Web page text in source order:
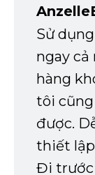
Sử
ngay cả
hàng
tôi
được.
thiết
Đi trước